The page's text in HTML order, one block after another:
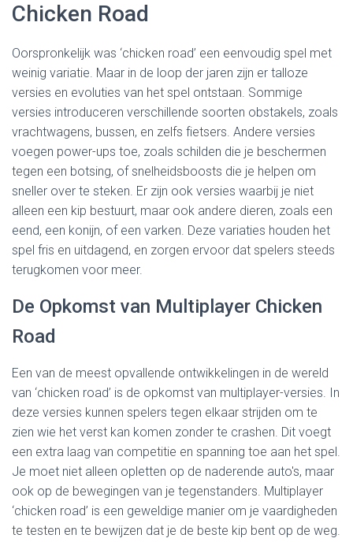
Chicken Road
Oorspronkelijk was ‘chicken road’ een eenvoudig spel met
weinig variatie. Maar in de loop der jaren zijn er talloze
versies en evoluties van het spel ontstaan. Sommige
versies introduceren verschillende soorten obstakels, zoals
vrachtwagens, bussen, en zelfs fietsers. Andere versies
voegen power-ups toe, zoals schilden die je beschermen
tegen een botsing, of snelheidsboosts die je helpen om
sneller over te steken. Er zijn ook versies waarbij je niet
alleen een kip bestuurt, maar ook andere dieren, zoals een
eend, een konijn, of een varken. Deze variaties houden het
spel fris en uitdagend, en zorgen ervoor dat spelers steeds
terugkomen voor meer.
De Opkomst van Multiplayer Chicken
Road
Een van de meest opvallende ontwikkelingen in de wereld
van ‘chicken road’ is de opkomst van multiplayer-versies. In
deze versies kunnen spelers tegen elkaar strijden om te
zien wie het verst kan komen zonder te crashen. Dit voegt
een extra laag van competitie en spanning toe aan het spel.
Je moet niet alleen opletten op de naderende auto's, maar
ook op de bewegingen van je tegenstanders. Multiplayer
‘chicken road’ is een geweldige manier om je vaardigheden
te testen en te bewijzen dat je de beste kip bent op de weg.